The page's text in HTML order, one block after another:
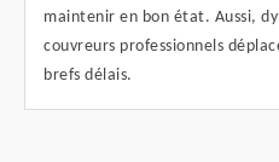
maintenir en bon état. Aussi,
couvreurs professionnels
brefs délais.